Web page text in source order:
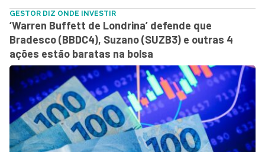
GESTOR DIZ ONDE INVESTIR
‘Warren Buffett de Londrina’ defende que
Bradesco (BBDC4), Suzano (SUZB3) e outras 4
ações estão baratas na bolsa